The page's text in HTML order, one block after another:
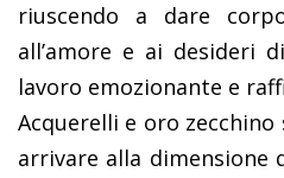
riuscendo a dare
all’amore e ai desideri
lavoro emozionante e
Acquerelli e oro
arrivare alla dimensione